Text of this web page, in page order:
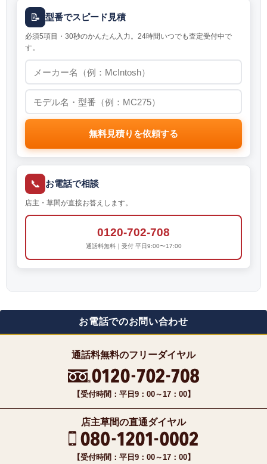
📝 型番でスピード見積
必須5項目・30秒のかんたん入力。24時間いつでも査定受付中で
す。
無料見積りを依頼する
📞 お電話で相談
店主・草間が直接お答えします。
0120-702-708
通話料無料｜受付 平日9:00〜17:00
お電話でのお問い合わせ
通話料無料のフリーダイヤル
【受付時間：平日9：00～17：00】
店主草間の直通ダイヤル
【受付時間：平日9：00～17：00】